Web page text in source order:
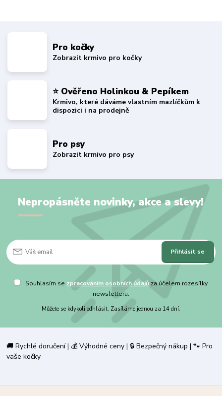
Pro kočky
Zobrazit krmivo pro kočky
⭐ Ověřeno Holinkou & Pepíkem
Krmivo, které dáváme vlastním mazlíčkům k
dispozici i na prodejně
Pro psy
Zobrazit krmivo pro psy
Nepropásněte novinky, akce a slevy!
Přihlásit se
Souhlasím se zpracováním osobních údajů za účelem rozesílky
newsletteru.
Můžete se kdykoli odhlásit. Zasíláme jednou za 14 dní.
🚚 Rychlé doručení | 💰 Výhodné ceny | 🔒 Bezpečný nákup | 🐾 Pro
vaše kočky